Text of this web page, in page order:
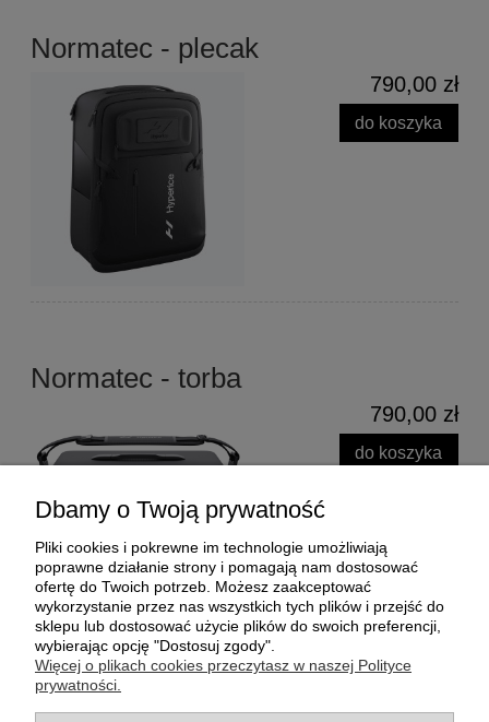
Normatec - plecak
790,00 zł
do koszyka
Normatec - torba
790,00 zł
do koszyka
Dbamy o Twoją prywatność
Pliki cookies i pokrewne im technologie umożliwiają
poprawne działanie strony i pomagają nam dostosować
ofertę do Twoich potrzeb. Możesz zaakceptować
wykorzystanie przez nas wszystkich tych plików i przejść do
sklepu lub dostosować użycie plików do swoich preferencji,
wybierając opcję "Dostosuj zgody".
Więcej o plikach cookies przeczytasz w naszej Polityce
prywatności.